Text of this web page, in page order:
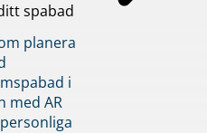
spabad
planera
i
med AR